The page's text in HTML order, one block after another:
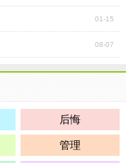
01-15
08-07
后悔
管理